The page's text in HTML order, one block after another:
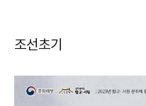
조선초기